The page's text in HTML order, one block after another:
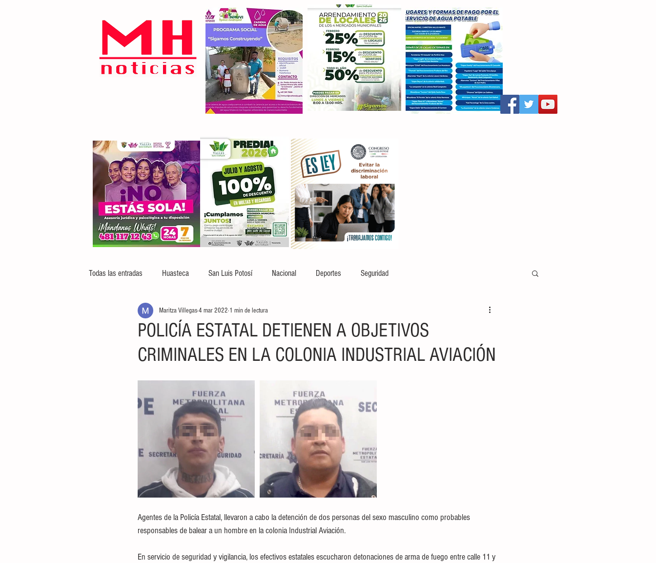
Todas las entradas Huasteca San Luis Potosí Nacional Deportes Seguridad
POLICÍA ESTATAL DETIENEN A OBJETIVOS
CRIMINALES EN LA COLONIA INDUSTRIAL AVIACIÓN
Maritza Villegas4 mar 2022 1 min de lectura
Agentes de la Policía Estatal, llevaron a cabo la detención de dos personas del sexo masculino como probables
responsables de balear a un hombre en la colonia Industrial Aviación.
En servicio de seguridad y vigilancia, los efectivos estatales escucharon detonaciones de arma de fuego entre calle 11 y